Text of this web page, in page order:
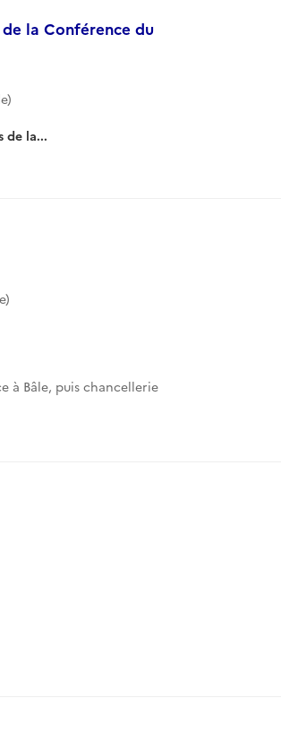
la Conférence du
de la...
à Bâle, puis chancellerie